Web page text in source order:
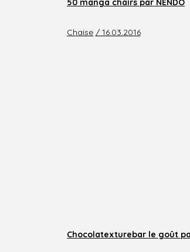
50 manga chairs par NENDO
Chaise / 16.03.2016
Chocolatexturebar le goût